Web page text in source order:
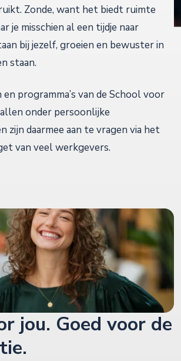
Zonde, want het biedt ruimte
je misschien al een tijdje naar
bij jezelf, groeien en bewuster in
staan.
programma’s van de School voor
onder persoonlijke
zijn daarmee aan te vragen via het
van veel werkgevers.
jou. Goed voor de